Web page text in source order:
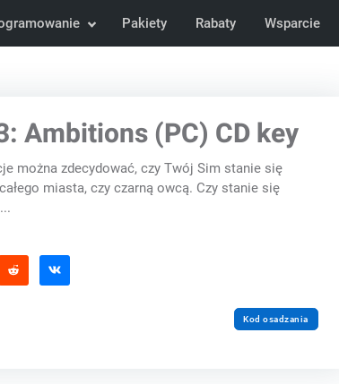
Pakiety Rabaty Wsparcie
Ambitions (PC) CD key
można zdecydować, czy Twój Sim stanie się
miasta, czy czarną owcą. Czy stanie się
Kod osadzania